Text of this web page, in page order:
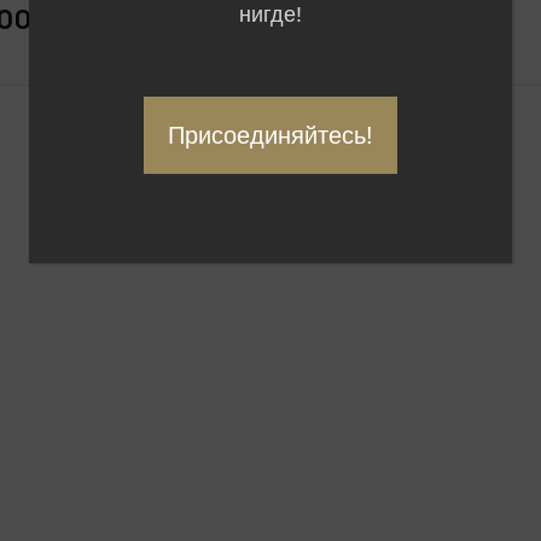
000 ₽
1 2 3 4
нигде!
Присоединяйтесь!